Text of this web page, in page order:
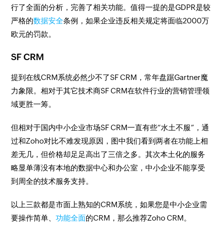
行了全面的分析，完善了相关功能。值得一提的是GDPR是较
严格的数据安全条例，如果企业违反相关规定将面临2000万
欧元的罚款。
SF CRM
提到在线CRM系统必然少不了SF CRM，常年盘踞Gartner魔
力象限。相对于其它技术商SF CRM在软件行业的营销管理领
域更胜一筹。
但相对于国内中小企业市场SF CRM一直有些“水土不服”，通
过和Zoho对比不难发现原因，图中我们看到两者在功能上相
差无几，但价格却足足高出了三倍之多。其次本土化的服务
略显单薄没有本地的数据中心和办公室，中小企业不能享受
到周全的技术服务支持。
以上三款都是市面上熟知的CRM系统，如果您是中小企业需
要操作简单、功能全面的CRM，那么推荐Zoho CRM。